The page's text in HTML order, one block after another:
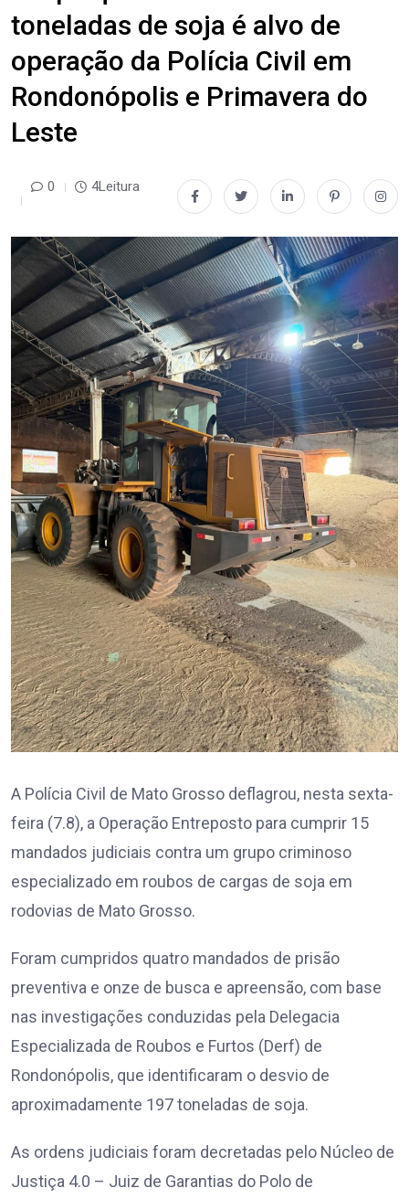
toneladas de soja é alvo de
operação da Polícia Civil em
Rondonópolis e Primavera do
Leste
0 4Leitura
A Polícia Civil de Mato Grosso deflagrou, nesta sexta-
feira (7.8), a Operação Entreposto para cumprir 15
mandados judiciais contra um grupo criminoso
especializado em roubos de cargas de soja em
rodovias de Mato Grosso.
Foram cumpridos quatro mandados de prisão
preventiva e onze de busca e apreensão, com base
nas investigações conduzidas pela Delegacia
Especializada de Roubos e Furtos (Derf) de
Rondonópolis, que identificaram o desvio de
aproximadamente 197 toneladas de soja.
As ordens judiciais foram decretadas pelo Núcleo de
Justiça 4.0 – Juiz de Garantias do Polo de